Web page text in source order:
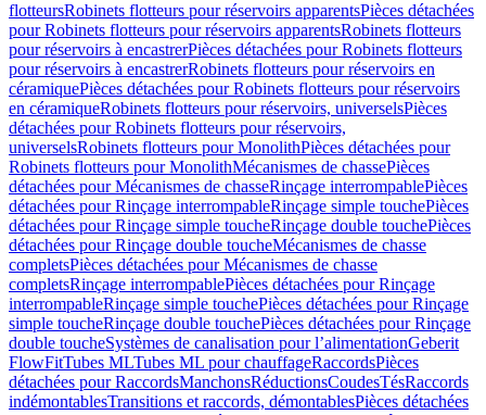
flotteursRobinets flotteurs pour réservoirs apparentsPièces détachées
pour Robinets flotteurs pour réservoirs apparentsRobinets flotteurs
pour réservoirs à encastrerPièces détachées pour Robinets flotteurs
pour réservoirs à encastrerRobinets flotteurs pour réservoirs en
céramiquePièces détachées pour Robinets flotteurs pour réservoirs
en céramiqueRobinets flotteurs pour réservoirs, universelsPièces
détachées pour Robinets flotteurs pour réservoirs,
universelsRobinets flotteurs pour MonolithPièces détachées pour
Robinets flotteurs pour MonolithMécanismes de chassePièces
détachées pour Mécanismes de chasseRinçage interrompablePièces
détachées pour Rinçage interrompableRinçage simple touchePièces
détachées pour Rinçage simple toucheRinçage double touchePièces
détachées pour Rinçage double toucheMécanismes de chasse
completsPièces détachées pour Mécanismes de chasse
completsRinçage interrompablePièces détachées pour Rinçage
interrompableRinçage simple touchePièces détachées pour Rinçage
simple toucheRinçage double touchePièces détachées pour Rinçage
double toucheSystèmes de canalisation pour l’alimentationGeberit
FlowFitTubes MLTubes ML pour chauffageRaccordsPièces
détachées pour RaccordsManchonsRéductionsCoudesTésRaccords
indémontablesTransitions et raccords, démontablesPièces détachées